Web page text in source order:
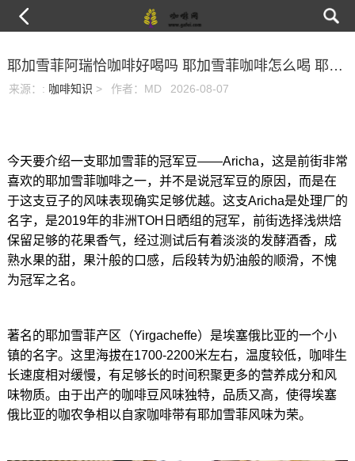
耶加雪菲阿瑞恰咖啡好喝吗 耶加雪菲咖啡怎么喝 耶加雪菲产地
来源： : 咖啡知识 > 作者：MD 2026-08-07
今天要介绍一支耶加雪菲的冠军豆——Aricha，这是前街非常
喜欢的耶加雪菲咖啡之一，并不是说冠军豆的原因，而是在
于这支豆子的风味表现确实足够优越。这支Aricha是处理厂的
名字，是2019年的非洲TOH日晒组的冠军，前街选择浅烘焙
保留足够的花果香气，经过测试后有着淡淡的发酵酒香，成
熟水果的甜，果汁般的口感，后段转为奶油般的顺滑，不愧
为冠军之名。
著名的耶加雪菲产区（Yirgacheffe）是埃塞俄比亚的一个小
镇的名字。这里海拔在1700-2200米左右，温度较低，咖啡生
长速度相对缓慢，有足够长的时间积聚更多的营养成分和风
味物质。由于出产的咖啡豆风味独特，品质又高，使得埃塞
俄比亚的咖农争相以自家咖啡带有耶加雪菲风味为荣。